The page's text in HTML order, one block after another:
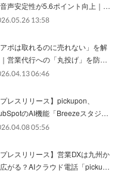
声安定性が5.6ポイント向上｜…
13:58
アポは取れるのに売れない」を解
営業代行への「丸投げ」を防…
06:46
プレスリリース】pickupon、
のAI機能「Breezeスタジ…
05:56
プレスリリース】営業DXは九州か
がる？AIクラウド電話「picku…